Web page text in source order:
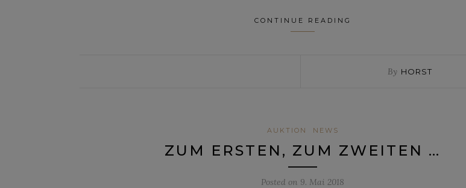
CONTINUE READING
By HORST
AUKTION NEWS
ZUM ERSTEN, ZUM ZWEITEN …
Posted on 9. Mai 2018